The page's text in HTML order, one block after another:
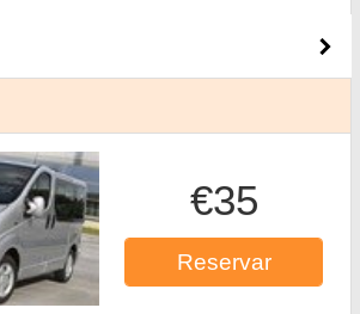
€35
Reservar